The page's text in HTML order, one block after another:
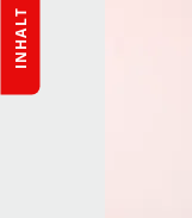
INHALT